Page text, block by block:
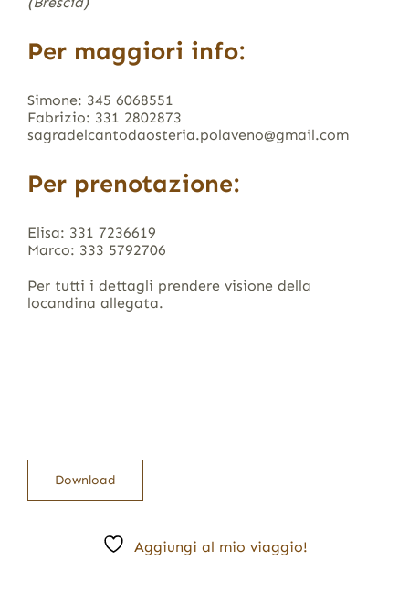
Per maggiori info:
Simone: 345 6068551
Fabrizio: 331 2802873
sagradelcantodaosteria.polaveno@gmail.com
Per prenotazione:
Elisa: 331 7236619
Marco: 333 5792706
Per tutti i dettagli prendere visione della
locandina allegata.
Download
Aggiungi al mio viaggio!